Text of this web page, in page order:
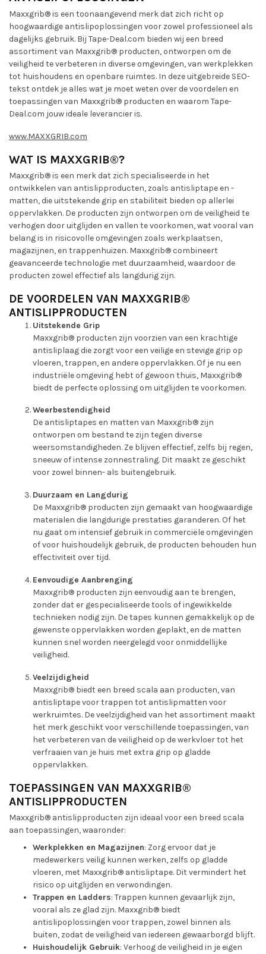
Maxxgrib® is een toonaangevend merk dat zich richt op
hoogwaardige antislipoplossingen voor zowel professioneel als
dagelijks gebruik. Bij Tape-Deal.com bieden wij een breed
assortiment van Maxxgrib® producten, ontworpen om de
veiligheid te verbeteren in diverse omgevingen, van werkplekken
tot huishoudens en openbare ruimtes. In deze uitgebreide SEO-
tekst ontdek je alles wat je moet weten over de voordelen en
toepassingen van Maxxgrib® producten en waarom Tape-
Deal.com jouw ideale leverancier is.
www.MAXXGRIB.com
WAT IS MAXXGRIB®?
Maxxgrib® is een merk dat zich specialiseerde in het
ontwikkelen van antislipproducten, zoals antisliptape en -
matten, die uitstekende grip en stabiliteit bieden op allerlei
oppervlakken. De producten zijn ontworpen om de veiligheid te
verhogen door uitglijden en vallen te voorkomen, wat vooral van
belang is in risicovolle omgevingen zoals werkplaatsen,
magazijnen, en trappenhuizen. Maxxgrib® combineert
geavanceerde technologie met duurzaamheid, waardoor de
producten zowel effectief als langdurig zijn.
DE VOORDELEN VAN MAXXGRIB®
ANTISLIPPRODUCTEN
Uitstekende Grip
Maxxgrib® producten zijn voorzien van een krachtige
antisliplaag die zorgt voor een veilige en stevige grip op
vloeren, trappen, en andere oppervlakken. Of je nu een
industriële omgeving hebt of gewoon thuis, Maxxgrib®
biedt de perfecte oplossing om uitglijden te voorkomen.
Weerbestendigheid
De antisliptapes en matten van Maxxgrib® zijn
ontworpen om bestand te zijn tegen diverse
weersomstandigheden. Ze blijven effectief, zelfs bij regen,
sneeuw of intense zonnestraling. Dit maakt ze geschikt
voor zowel binnen- als buitengebruik.
Duurzaam en Langdurig
De Maxxgrib® producten zijn gemaakt van hoogwaardige
materialen die langdurige prestaties garanderen. Of het
nu gaat om intensief gebruik in commerciële omgevingen
of voor huishoudelijk gebruik, de producten behouden hun
effectiviteit over tijd.
Eenvoudige Aanbrenging
Maxxgrib® producten zijn eenvoudig aan te brengen,
zonder dat er gespecialiseerde tools of ingewikkelde
technieken nodig zijn. De tapes kunnen gemakkelijk op de
gewenste oppervlakken worden geplakt, en de matten
kunnen snel worden neergelegd voor onmiddellijke
veiligheid.
Veelzijdigheid
Maxxgrib® biedt een breed scala aan producten, van
antisliptape voor trappen tot antislipmatten voor
werkruimtes. De veelzijdigheid van het assortiment maakt
het merk geschikt voor verschillende toepassingen, van
het verbeteren van de veiligheid op de werkvloer tot het
verfraaien van je huis met extra grip op gladde
oppervlakken.
TOEPASSINGEN VAN MAXXGRIB®
ANTISLIPPRODUCTEN
Maxxgrib® antislipproducten zijn ideaal voor een breed scala
aan toepassingen, waaronder:
Werkplekken en Magazijnen: Zorg ervoor dat je
medewerkers veilig kunnen werken, zelfs op gladde
vloeren, met Maxxgrib® antisliptape. Dit vermindert het
risico op uitglijden en verwondingen.
Trappen en Ladders: Trappen kunnen gevaarlijk zijn,
vooral als ze glad zijn. Maxxgrib® biedt
antislipoplossingen voor trappen, zowel binnen als
buiten, zodat de veiligheid van iedereen gewaarborgd blijft.
Huishoudelijk Gebruik: Verhoog de veiligheid in je eigen